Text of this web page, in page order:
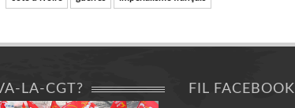
LA-CGT? FIL FACEBOOK